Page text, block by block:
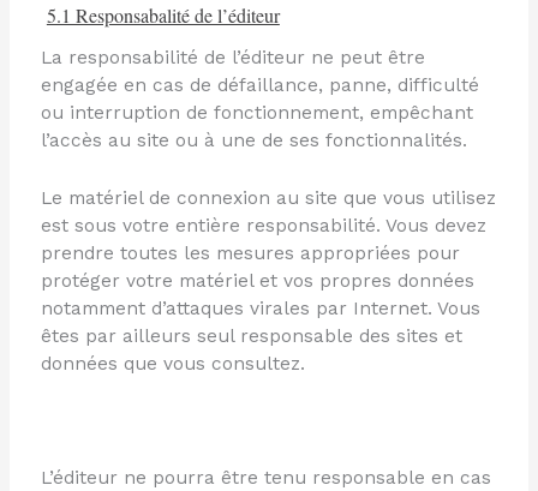
5.1 Responsabalité de l’éditeur
La responsabilité de l’éditeur ne peut être
engagée en cas de défaillance, panne, difficulté
ou interruption de fonctionnement, empêchant
l’accès au site ou à une de ses fonctionnalités.
Le matériel de connexion au site que vous utilisez
est sous votre entière responsabilité. Vous devez
prendre toutes les mesures appropriées pour
protéger votre matériel et vos propres données
notamment d’attaques virales par Internet. Vous
êtes par ailleurs seul responsable des sites et
données que vous consultez.
L’éditeur ne pourra être tenu responsable en cas